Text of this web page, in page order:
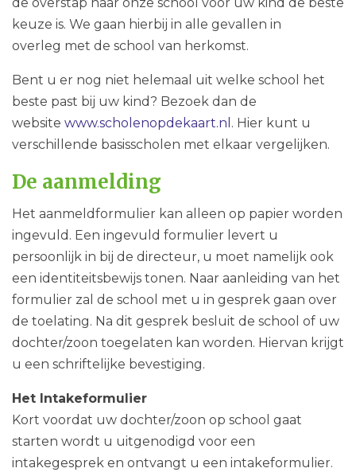
de overstap naar onze school voor uw kind de beste
keuze is. We gaan hierbij in alle gevallen in
overleg met de school van herkomst.
Bent u er nog niet helemaal uit welke school het
beste past bij uw kind? Bezoek dan de
website www.scholenopdekaart.nl . Hier kunt u
verschillende basisscholen met elkaar vergelijken.
De aanmelding
Het aanmeldformulier kan alleen op papier worden
ingevuld. Een ingevuld formulier levert u
persoonlijk in bij de directeur, u moet namelijk ook
een identiteitsbewijs tonen. Naar aanleiding van het
formulier zal de school met u in gesprek gaan over
de toelating. Na dit gesprek besluit de school of uw
dochter/zoon toegelaten kan worden. Hiervan krijgt
u een schriftelijke bevestiging.
Het Intakeformulier
Kort voordat uw dochter/zoon op school gaat
starten wordt u uitgenodigd voor een
intakegesprek en ontvangt u een intakeformulier.